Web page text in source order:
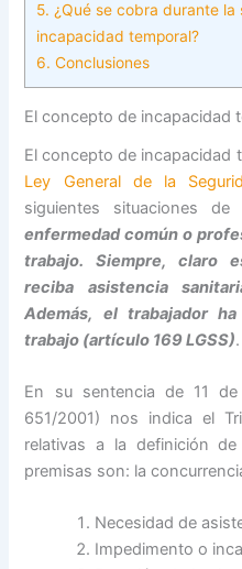
5. ¿Qué se cobra durante
incapacidad temporal?
6. Conclusiones
El concepto de incapacidad
El concepto de incapacidad
Ley General de la
siguientes situaciones
enfermedad común o
trabajo. Siempre, claro
reciba asistencia
Además, el trabajador
trabajo (artículo 169 LGSS).
En su sentencia de 11
651/2001) nos indica el
relativas a la definición
premisas son: la
Necesidad de
Impedimento o